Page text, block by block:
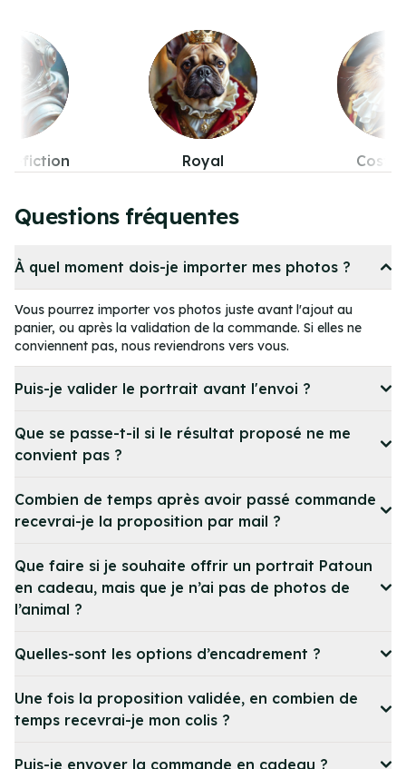
Costumes
Pop-
of
Questions fréquentes
À quel moment dois-je importer mes photos ?
Vous pourrez importer vos photos juste avant l'ajout au
panier, ou après la validation de la commande. Si elles ne
conviennent pas, nous reviendrons vers vous.
Puis-je valider le portrait avant l'envoi ?
Que se passe-t-il si le résultat proposé ne me
convient pas ?
Combien de temps après avoir passé commande
recevrai-je la proposition par mail ?
Que faire si je souhaite offrir un portrait Patoun
en cadeau, mais que je n’ai pas de photos de
l’animal ?
Quelles-sont les options d’encadrement ?
Une fois la proposition validée, en combien de
temps recevrai-je mon colis ?
Puis-je envoyer la commande en cadeau ?